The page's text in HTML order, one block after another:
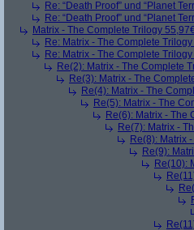
Re: “Death Proof” und “Planet
Re: “Death Proof” und “Planet
Matrix - The Complete Trilogy
Re: Matrix - The Complete
Re: Matrix - The Complete
Re(2): Matrix - The Complete
Re(3): Matrix - The
Re(4): Matrix - The
Re(5): Matrix - The
Re(6): Matrix - The
Re(7): Matrix -
Re(8): Matrix
Re(9):
Re(10):